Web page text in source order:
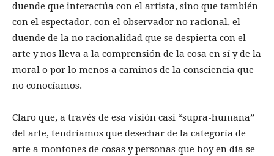
duende que interactúa con el artista, sino que también
con el espectador, con el observador no racional, el
duende de la no racionalidad que se despierta con el
arte y nos lleva a la comprensión de la cosa en sí y de la
moral o por lo menos a caminos de la consciencia que
no conocíamos.
Claro que, a través de esa visión casi “supra-humana”
del arte, tendríamos que desechar de la categoría de
arte a montones de cosas y personas que hoy en día se